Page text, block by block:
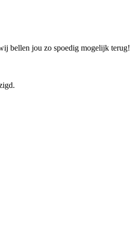
bellen jou zo spoedig mogelijk terug!